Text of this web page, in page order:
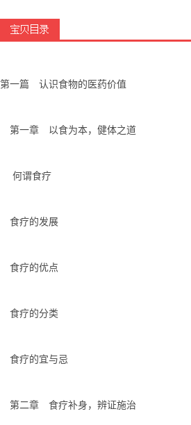
第一篇 认识食物的医药价值
第一章 以食为本，健体之道
何谓食疗
食疗的发展
食疗的优点
食疗的分类
食疗的宜与忌
第二章 食疗补身，辨证施治